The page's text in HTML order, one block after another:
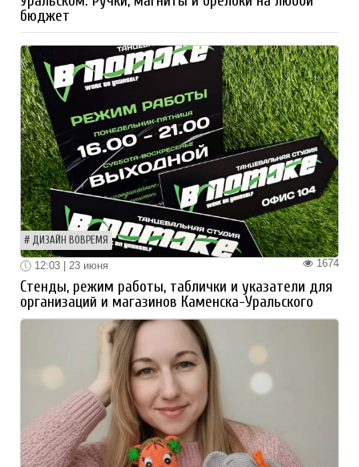
бюджет
ДИЗАЙН ВОВРЕМЯ
1674
12:03 | 23 июня
Стенды, режим работы, таблички и указатели для
организаций и магазинов Каменска-Уральского